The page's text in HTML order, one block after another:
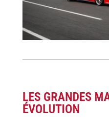
LES GRANDES
ÉVOLUTION